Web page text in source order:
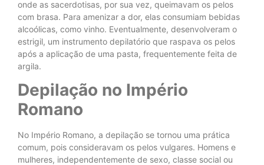
onde as sacerdotisas, por sua vez, queimavam os pelos
com brasa. Para amenizar a dor, elas consumiam bebidas
alcoólicas, como vinho. Eventualmente, desenvolveram o
estrigil, um instrumento depilatório que raspava os pelos
após a aplicação de uma pasta, frequentemente feita de
argila.
Depilação no Império
Romano
No Império Romano, a depilação se tornou uma prática
comum, pois consideravam os pelos vulgares. Homens e
mulheres, independentemente de sexo, classe social ou